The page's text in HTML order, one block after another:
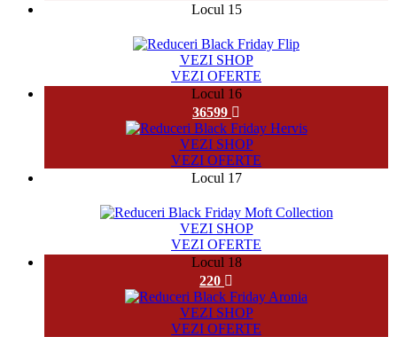
Locul 15
VEZI SHOP
VEZI OFERTE
Locul 16
36599
VEZI SHOP
VEZI OFERTE
Locul 17
VEZI SHOP
VEZI OFERTE
Locul 18
220
VEZI SHOP
VEZI OFERTE